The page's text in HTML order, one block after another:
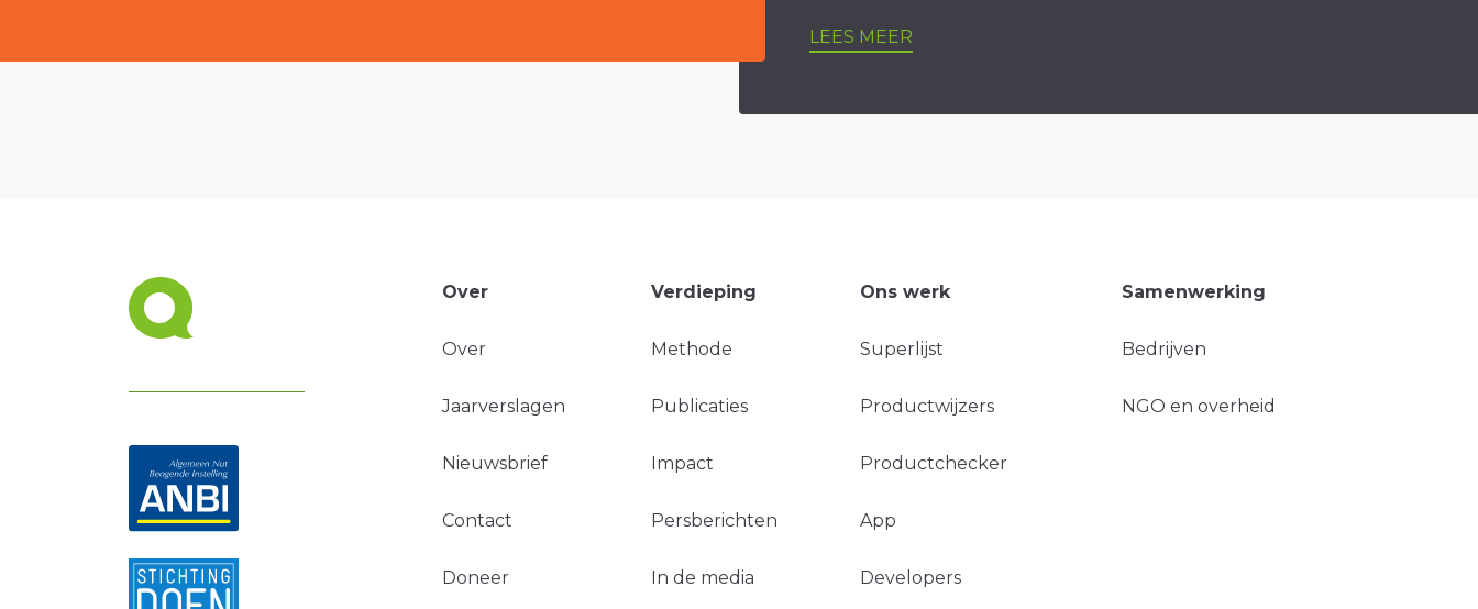
LEES MEER
Over
Over
Jaarverslagen
Nieuwsbrief
Contact
Doneer
Verdieping
Methode
Publicaties
Impact
Persberichten
In de media
Ons werk
Superlijst
Productwijzers
Productchecker
App
Developers
Samenwerking
Bedrijven
NGO en overheid